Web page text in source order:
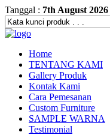
Tanggal : 7th August 2026
Home
TENTANG KAMI
Gallery Produk
Kontak Kami
Cara Pemesanan
Custom Furniture
SAMPLE WARNA
Testimonial